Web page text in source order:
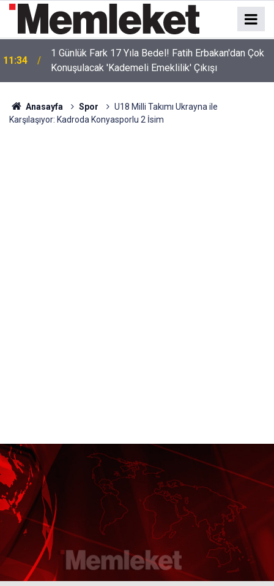
11:34
1 Günlük Fark 17 Yıla Bedel! Fatih Erbakan'dan Çok
11:32
Kübra Süzgün'den Cumhurbaşkanı Erdoğan'a
gözyaşları içinde yardım çağrısı! "Geceleri
uyuyamıyorum"
Anasayfa Spor
U18 Milli Takımı Ukrayna ile
Karşılaşıyor: Kadroda Konyasporlu 2 İsim